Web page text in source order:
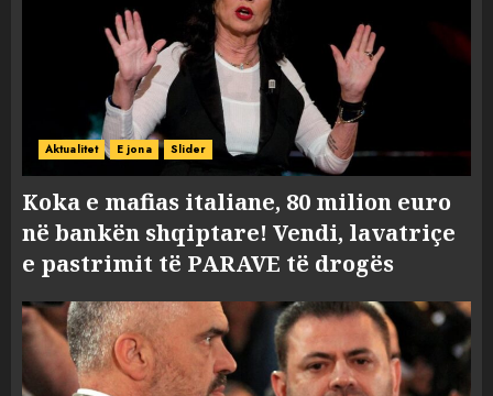
Aktualitet E jona Slider
Koka e mafias italiane, 80 milion euro
në bankën shqiptare! Vendi, lavatriçe
e pastrimit të PARAVE të drogës